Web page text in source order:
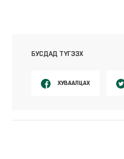
БУСДАД ТҮГЭЭХ
ХУВААЛЦАХ